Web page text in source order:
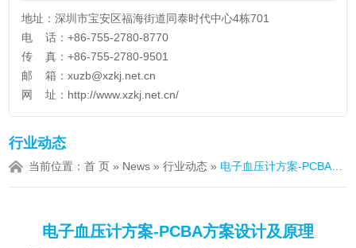
地址：深圳市宝安区福海街道同泰时代中心4栋701
电 话：+86-755-2780-8770
传 真：+86-755-2780-9501
邮 箱：xuzb@xzkj.net.cn
网 址： http://www.xzkj.net.cn/
行业动态
当前位置：首 页 » News »行业动态 » 电子血压计方案-PCBA方案设计及原理
电子血压计方案-PCBA方案设计及原理